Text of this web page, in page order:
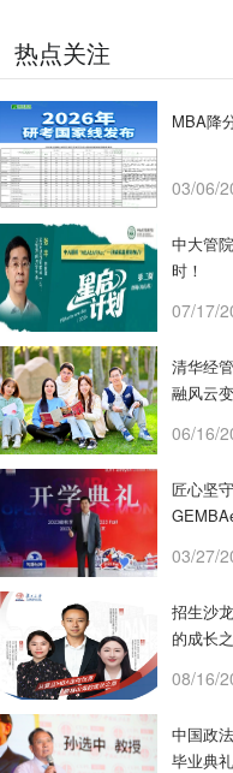
2023年至2024年，这一趋势
热点关注
MBA降
03/06/
中大管
时！
07/17/
清华经
融风云
06/16/
匠心坚
03/27/
招生沙
的成长
08/16/
中国政
毕业典